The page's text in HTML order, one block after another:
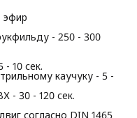
- 250 - 300
10 сек.
каучуку - 5 -
- 30 - 120 сек.
согласно DIN 1465